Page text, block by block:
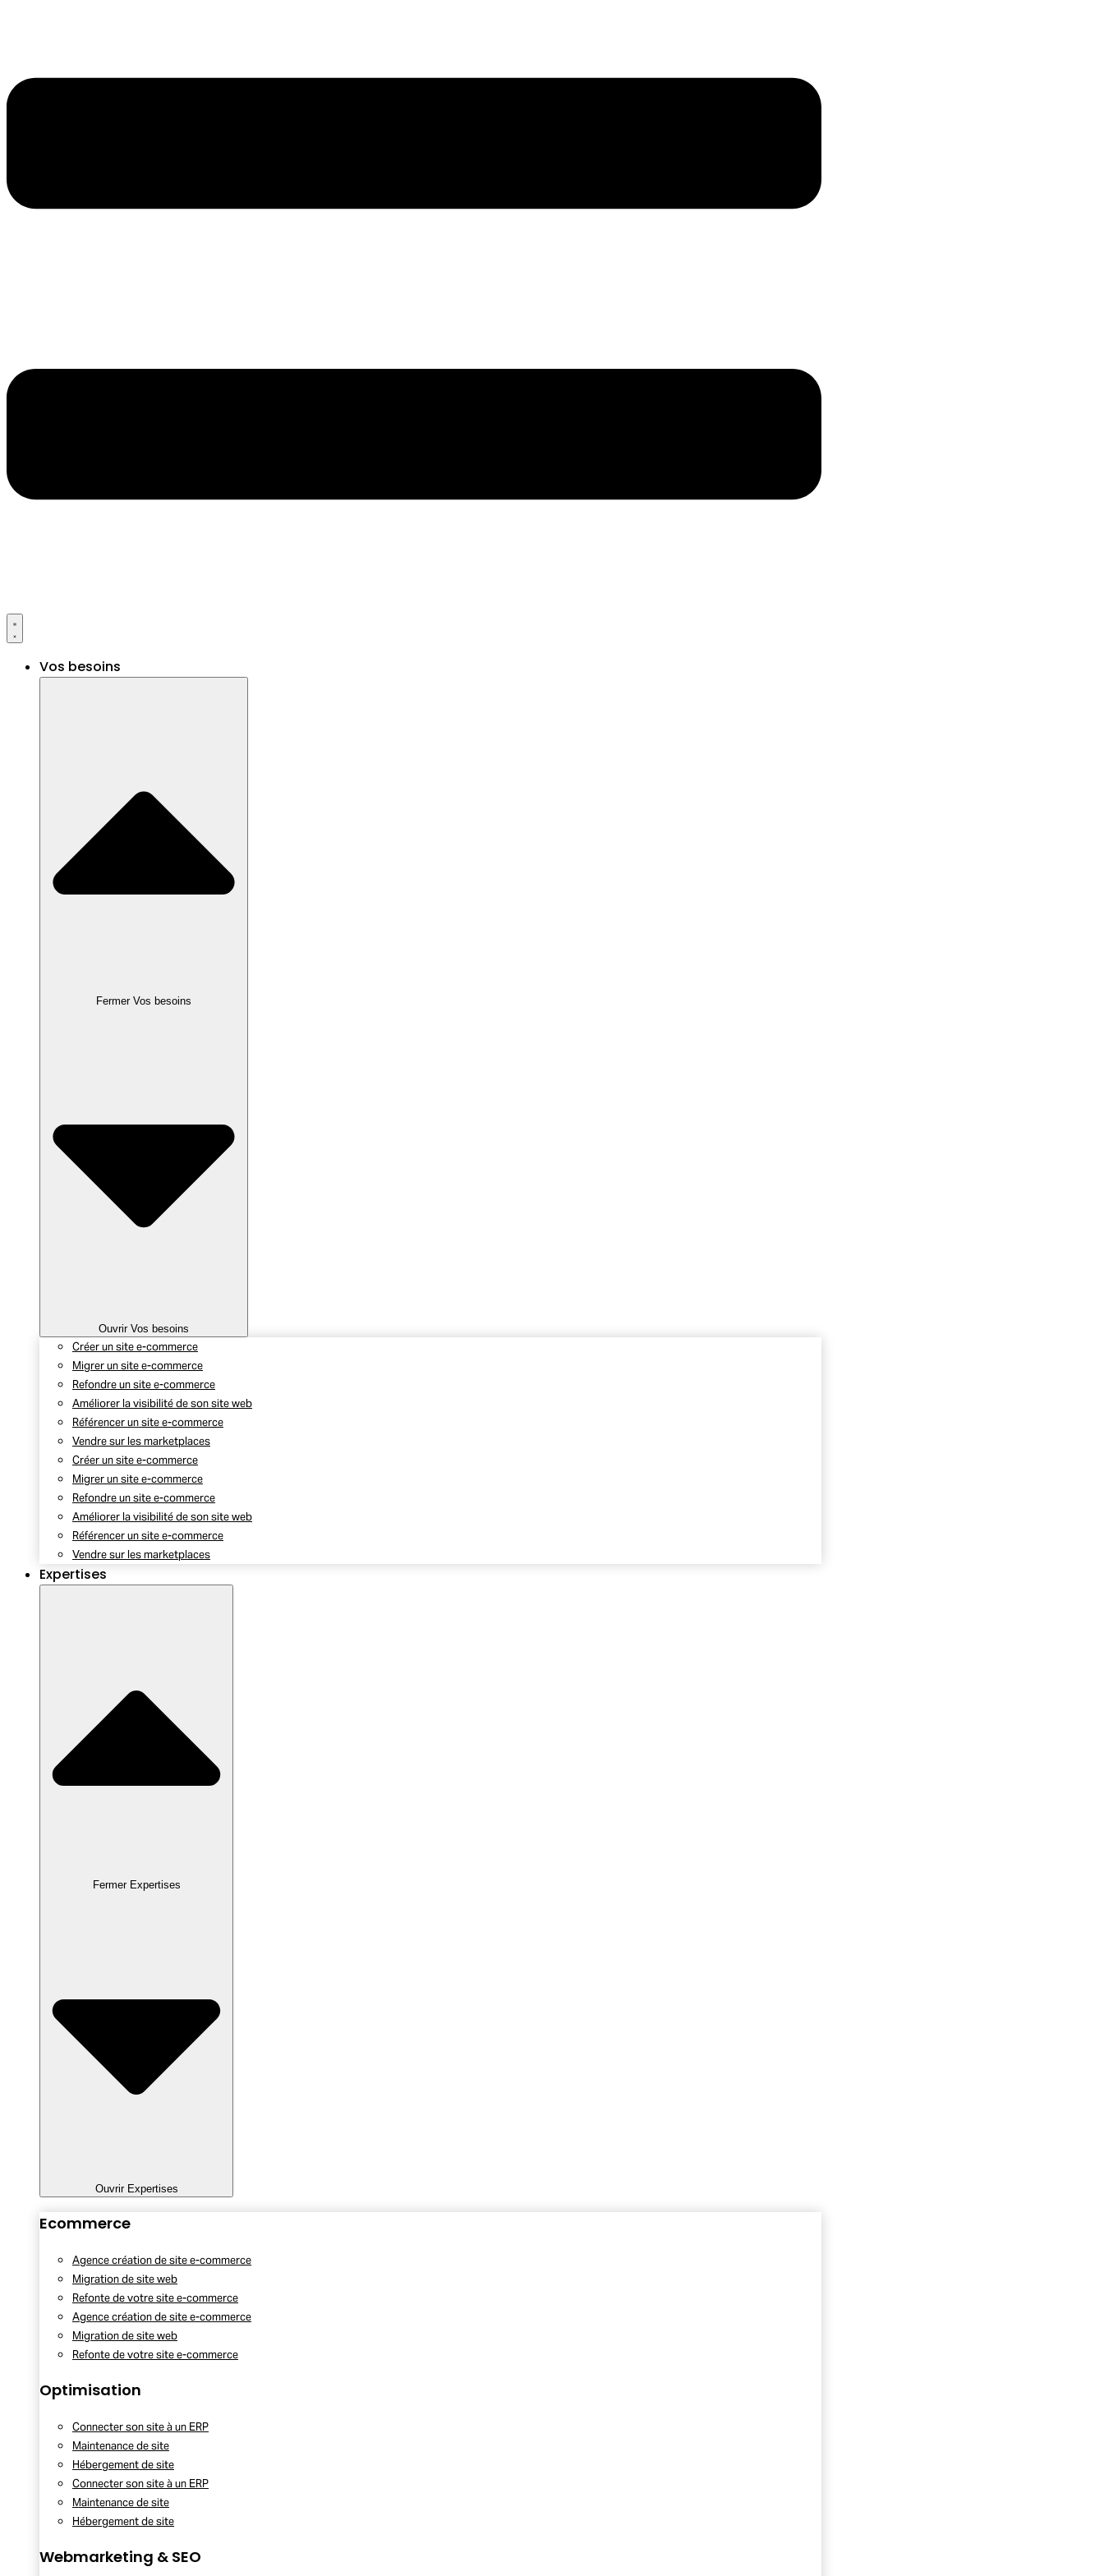
Vos besoins
Fermer Vos besoins
Ouvrir Vos besoins
Créer un site e-commerce
Migrer un site e-commerce
Refondre un site e-commerce
Améliorer la visibilité de son site web
Référencer un site e-commerce
Vendre sur les marketplaces
Créer un site e-commerce
Migrer un site e-commerce
Refondre un site e-commerce
Améliorer la visibilité de son site web
Référencer un site e-commerce
Vendre sur les marketplaces
Expertises
Fermer Expertises
Ouvrir Expertises
Ecommerce
Agence création de site e-commerce
Migration de site web
Refonte de votre site e-commerce
Agence création de site e-commerce
Migration de site web
Refonte de votre site e-commerce
Optimisation
Connecter son site à un ERP
Maintenance de site
Hébergement de site
Connecter son site à un ERP
Maintenance de site
Hébergement de site
Webmarketing & SEO